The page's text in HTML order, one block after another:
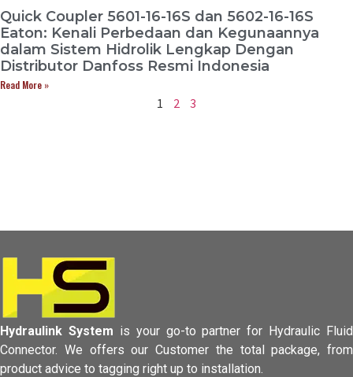
Quick Coupler 5601-16-16S dan 5602-16-16S
Eaton: Kenali Perbedaan dan Kegunaannya
dalam Sistem Hidrolik Lengkap Dengan
Distributor Danfoss Resmi Indonesia
Read More »
1 2 3
Hydraulink System is your go-to partner for Hydraulic Fluid
Connector. We offers our Customer the total package, from
product advice to tagging right up to installation.